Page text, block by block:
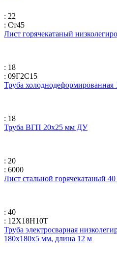
: 22
: Ст45
Лист горячекатаный
: 18
: 09Г2С15
Труба холоднодеформированная
: 18
Труба ВГП 20х25 мм ДУ
: 20
: 6000
Лист стальной горячекатаный
: 40
: 12Х18Н10Т
Труба электросварная
180х180х5 мм, длина 12 м